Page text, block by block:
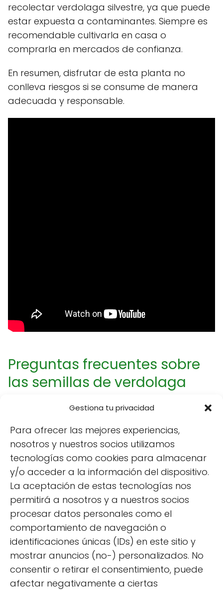
Gestiona tu privacidad
Para ofrecer las mejores experiencias,
nosotros y nuestros socios utilizamos
tecnologías como cookies para almacenar
y/o acceder a la información del dispositivo.
La aceptación de estas tecnologías nos
permitirá a nosotros y a nuestros socios
procesar datos personales como el
comportamiento de navegación o
identificaciones únicas (IDs) en este sitio y
mostrar anuncios (no-) personalizados. No
consentir o retirar el consentimiento, puede
afectar negativamente a ciertas
recolectar verdolaga silvestre, ya que puede
estar expuesta a contaminantes. Siempre es
recomendable cultivarla en casa o
comprarla en mercados de confianza.
En resumen, disfrutar de esta planta no
conlleva riesgos si se consume de manera
adecuada y responsable.
Preguntas frecuentes sobre
las semillas de verdolaga
¿Qué beneficios tiene la verdolaga
para la salud?
La verdolaga proporciona múltiples
beneficios para la salud, incluyendo un alto
contenido devitaminasy minerales. Es
especialmente rica en vitamina C, que ayuda
a fortalecer el sistema inmunológico, y en
ácidos grasos omega-3, que son buenos
para la salud cardiovascular. Además, su
alto contenido en fibra contribuye a mejorar
la digestión, haciendo de la verdolaga una
excelente opción para una dieta equilibrada.